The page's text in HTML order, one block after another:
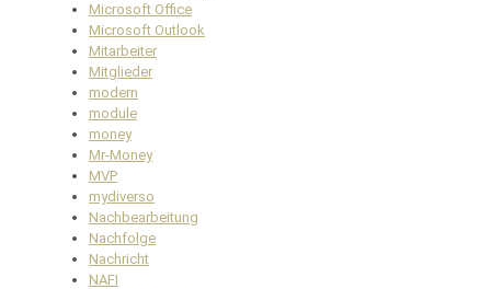
Microsoft Office
Microsoft Outlook
Mitarbeiter
Mitglieder
modern
module
money
Mr-Money
MVP
mydiverso
Nachbearbeitung
Nachfolge
Nachricht
NAFI